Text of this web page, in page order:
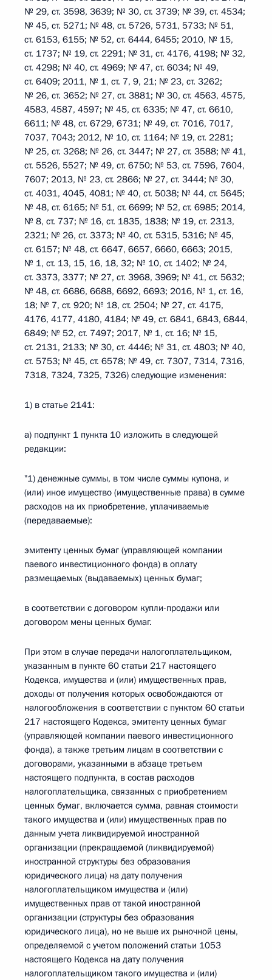
№ 29, ст. 3598, 3639; № 30, ст. 3739; № 39, ст. 4534;
№ 45, ст. 5271; № 48, ст. 5726, 5731, 5733; № 51,
ст. 6153, 6155; № 52, ст. 6444, 6455; 2010, № 15,
ст. 1737; № 19, ст. 2291; № 31, ст. 4176, 4198; № 32,
ст. 4298; № 40, ст. 4969; № 47, ст. 6034; № 49,
ст. 6409; 2011, № 1, ст. 7, 9, 21; № 23, ст. 3262;
№ 26, ст. 3652; № 27, ст. 3881; № 30, ст. 4563, 4575,
4583, 4587, 4597; № 45, ст. 6335; № 47, ст. 6610,
6611; № 48, ст. 6729, 6731; № 49, ст. 7016, 7017,
7037, 7043; 2012, № 10, ст. 1164; № 19, ст. 2281;
№ 25, ст. 3268; № 26, ст. 3447; № 27, ст. 3588; № 41,
ст. 5526, 5527; № 49, ст. 6750; № 53, ст. 7596, 7604,
7607; 2013, № 23, ст. 2866; № 27, ст. 3444; № 30,
ст. 4031, 4045, 4081; № 40, ст. 5038; № 44, ст. 5645;
№ 48, ст. 6165; № 51, ст. 6699; № 52, ст. 6985; 2014,
№ 8, ст. 737; № 16, ст. 1835, 1838; № 19, ст. 2313,
2321; № 26, ст. 3373; № 40, ст. 5315, 5316; № 45,
ст. 6157; № 48, ст. 6647, 6657, 6660, 6663; 2015,
№ 1, ст. 13, 15, 16, 18, 32; № 10, ст. 1402; № 24,
ст. 3373, 3377; № 27, ст. 3968, 3969; № 41, ст. 5632;
№ 48, ст. 6686, 6688, 6692, 6693; 2016, № 1, ст. 16,
18; № 7, ст. 920; № 18, ст. 2504; № 27, ст. 4175,
4176, 4177, 4180, 4184; № 49, ст. 6841, 6843, 6844,
6849; № 52, ст. 7497; 2017, № 1, ст. 16; № 15,
ст. 2131, 2133; № 30, ст. 4446; № 31, ст. 4803; № 40,
ст. 5753; № 45, ст. 6578; № 49, ст. 7307, 7314, 7316,
7318, 7324, 7325, 7326) следующие изменения:
1) в статье 2141:
а) подпункт 1 пункта 10 изложить в следующей
редакции:
"1) денежные суммы, в том числе суммы купона, и
(или) иное имущество (имущественные права) в сумме
расходов на их приобретение, уплачиваемые
(передаваемые):
эмитенту ценных бумаг (управляющей компании
паевого инвестиционного фонда) в оплату
размещаемых (выдаваемых) ценных бумаг;
в соответствии с договором купли-продажи или
договором мены ценных бумаг.
При этом в случае передачи налогоплательщиком,
указанным в пункте 60 статьи 217 настоящего
Кодекса, имущества и (или) имущественных прав,
доходы от получения которых освобождаются от
налогообложения в соответствии с пунктом 60 статьи
217 настоящего Кодекса, эмитенту ценных бумаг
(управляющей компании паевого инвестиционного
фонда), а также третьим лицам в соответствии с
договорами, указанными в абзаце третьем
настоящего подпункта, в состав расходов
налогоплательщика, связанных с приобретением
ценных бумаг, включается сумма, равная стоимости
такого имущества и (или) имущественных прав по
данным учета ликвидируемой иностранной
организации (прекращаемой (ликвидируемой)
иностранной структуры без образования
юридического лица) на дату получения
налогоплательщиком имущества и (или)
имущественных прав от такой иностранной
организации (структуры без образования
юридического лица), но не выше их рыночной цены,
определяемой с учетом положений статьи 1053
настоящего Кодекса на дату получения
налогоплательщиком такого имущества и (или)